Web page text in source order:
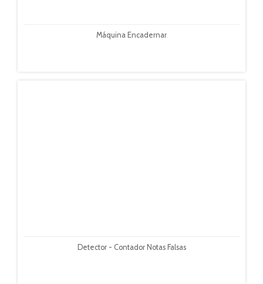
Máquina Encadernar
Detector - Contador Notas Falsas